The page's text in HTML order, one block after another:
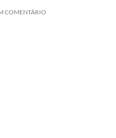
COMENTÁRIO